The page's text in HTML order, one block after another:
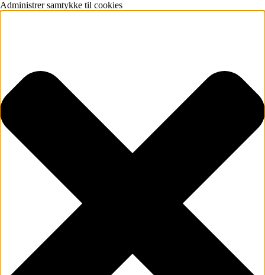
Administrer samtykke til cookies